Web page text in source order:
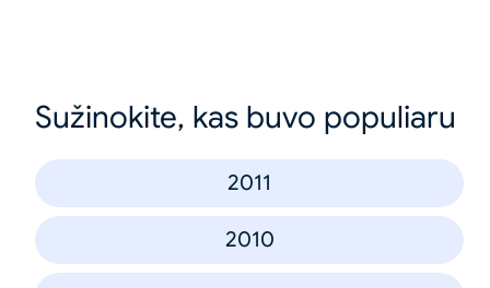
Sužinokite, kas buvo populiaru
2011
2010